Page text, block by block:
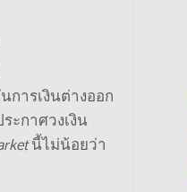
ารเงินต่างออก
ะกาศวงเงิน
นี้ไม่น้อยว่า